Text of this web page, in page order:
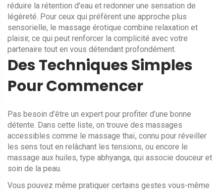
réduire la rétention d'eau et redonner une sensation de
légèreté. Pour ceux qui préfèrent une approche plus
sensorielle, le massage érotique combine relaxation et
plaisir, ce qui peut renforcer la complicité avec votre
partenaire tout en vous détendant profondément.
Des Techniques Simples
Pour Commencer
Pas besoin d’être un expert pour profiter d’une bonne
détente. Dans cette liste, on trouve des massages
accessibles comme le massage thaï, connu pour réveiller
les sens tout en relâchant les tensions, ou encore le
massage aux huiles, type abhyanga, qui associe douceur et
soin de la peau.
Vous pouvez même pratiquer certains gestes vous-même